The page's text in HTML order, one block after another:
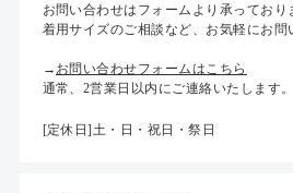
お問い合わせはフォームより承っており
着用サイズのご相談など、お気軽にお問
→ お問い合わせフォームはこちら
通常、2営業日以内にご連絡いたします。
[定休日]土・日・祝日・祭日